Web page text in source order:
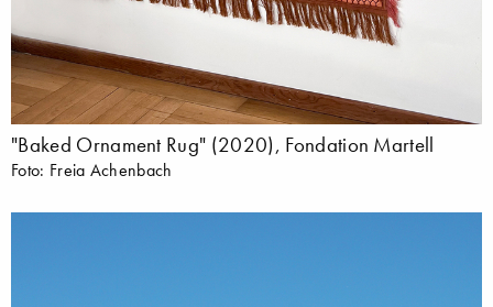
"Baked Ornament Rug" (2020), Fondation Martell
Foto: Freia Achenbach